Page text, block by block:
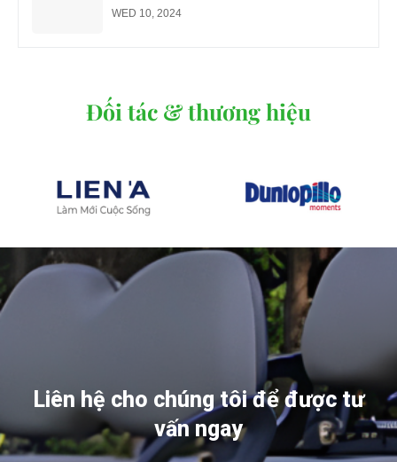
WED 10, 2024
Đối tác & thương hiệu
Liên hệ cho chúng tôi để được tư
vấn ngay